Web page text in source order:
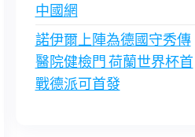
中國網
諾伊爾上陣為德國守秀傳
醫院健檢門 荷蘭世界杯首
戰德派可首發